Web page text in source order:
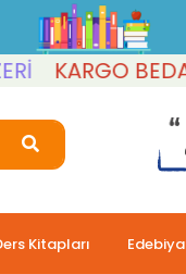
KARGO BEDAVA
Kitapları